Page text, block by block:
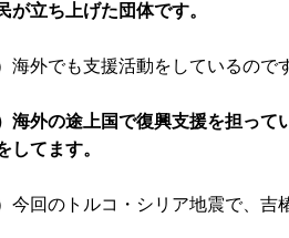
が立ち上げた団体です。
海外でも支援活動をしているので
海外の途上国で復興支援を担って
してます。
今回のトルコ・シリア地震で、吉